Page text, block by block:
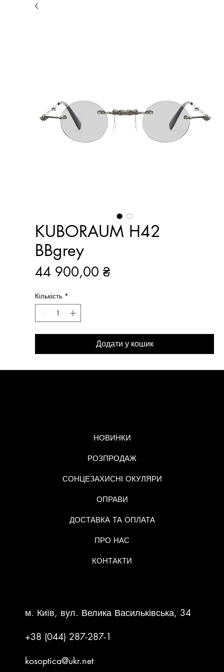
KUBORAUM H42
BBgrey
44 900,00 ₴Ціна
Кількість *
Додати у кошик
м. Київ, вул. Велика Васильківська, 34
+38 (044) 287-287-1
kosoptica@ukr.net
НОВИНКИ
РОЗПРОДАЖ
СОНЦЕЗАХИСНІ ОКУЛЯРИ
ОПРАВИ
ДОСТАВКА ТА ОПЛАТА
ПРО НАС
КОНТАКТИ